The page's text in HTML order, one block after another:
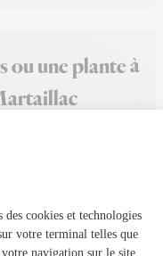
ou une plante à
je vous le conseil
a chaque fois merci